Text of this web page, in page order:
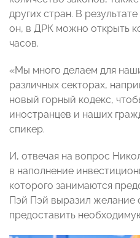
других стран. В
он, в ДРК можно открыть
часов.
«Мы много делаем для
различных секторах,
новый горный кодекс,
иностранцев и наших
спикер.
И, отвечая на вопрос
в наполнение
которого занимаются
Пэй Пэй выразил желание
предоставить